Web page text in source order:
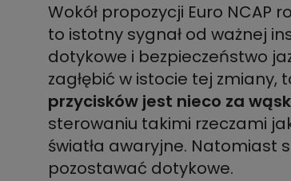
Wokół propozycji Euro NCAP
to istotny sygnał od ważnej
dotykowe i bezpieczeństwo
zagłębić w istocie tej zmiany,
przycisków jest nieco za
sterowaniu takimi rzeczami
światła awaryjne. Natomiast
pozostawać dotykowe.